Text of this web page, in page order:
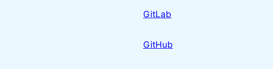
GitLab
GitHub